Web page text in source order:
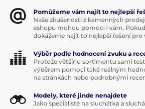
podpora HiRes a loseless Music
ovladačů
výdrž až35 hodin ve spojení s
Pomůžeme vám najít to nejlepší
Naše zkušenosti z kamenných
eshopu mohou pomoci i vám.
dokážeme najít to nejlepší řešení pro
Výběr podle hodnocení zvuku a
Protože většinu sortimentu sami
výběrem pomoci také reálným
na stránkách nebo podrobnými
Modely, které jinde nenajdete
Jako specialisté na sluchátka a